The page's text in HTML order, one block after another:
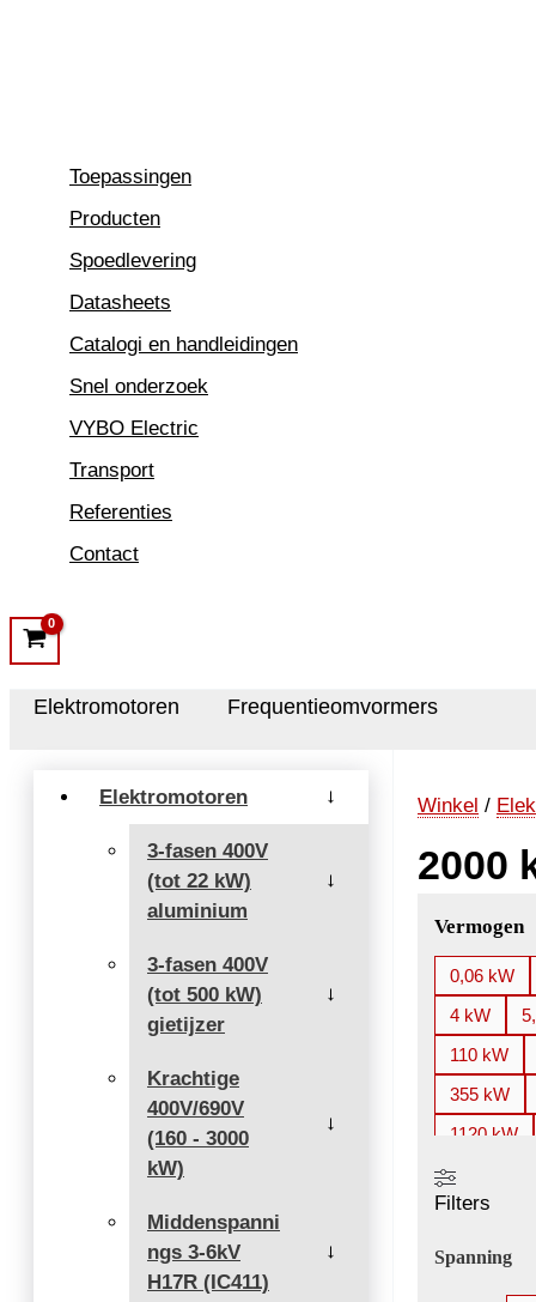
Toepassingen
Producten
Spoedlevering
Datasheets
Catalogi en handleidingen
Snel onderzoek
VYBO Electric
Transport
Referenties
Contact
Elektromotoren Frequentieomvormers
Elektromotoren →
3-fasen 400V
(tot 22 kW)
aluminium
→
3-fasen 400V
(tot 500 kW)
gietijzer
→
Krachtige
400V/690V
(160 - 3000
kW)
→
Middenspanni
ngs 3-6kV
H17R (IC411)
→
Winkel /
2000
Vermogen
0,06 kW
4 kW
110 kW
355 kW
1120 kW
2000 kW
3360 kW
5200 kW
Filters
Spanning